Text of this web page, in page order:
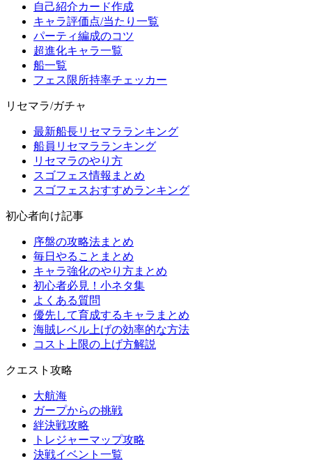
自己紹介カード作成
キャラ評価点/当たり一覧
パーティ編成のコツ
超進化キャラ一覧
船一覧
フェス限所持率チェッカー
リセマラ/ガチャ
最新船長リセマラランキング
船員リセマラランキング
リセマラのやり方
スゴフェス情報まとめ
スゴフェスおすすめランキング
初心者向け記事
序盤の攻略法まとめ
毎日やることまとめ
キャラ強化のやり方まとめ
初心者必見！小ネタ集
よくある質問
優先して育成するキャラまとめ
海賊レベル上げの効率的な方法
コスト上限の上げ方解説
クエスト攻略
大航海
ガープからの挑戦
絆決戦攻略
トレジャーマップ攻略
決戦イベント一覧